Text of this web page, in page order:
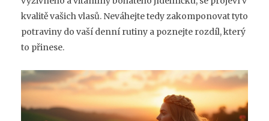
kvalitě vašich vlasů. Neváhejte tedy zakomponovat tyto
potraviny do vaší denní rutiny a poznejte rozdíl, který
to přinese.